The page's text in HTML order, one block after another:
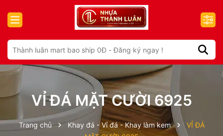
VỈ ĐÁ MẶT CƯỜI 6925
Trang chủ Khay đá - Vỉ đá - Khay làm kem
VỈ ĐÁ